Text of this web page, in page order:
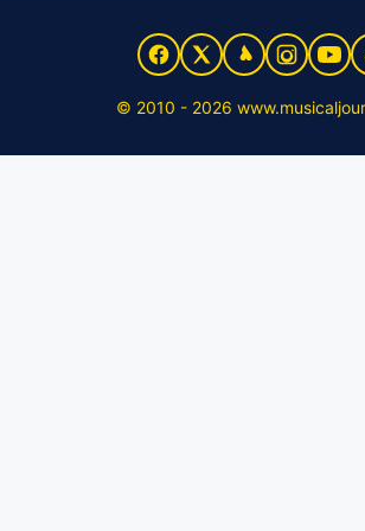
© 2010 - 2026